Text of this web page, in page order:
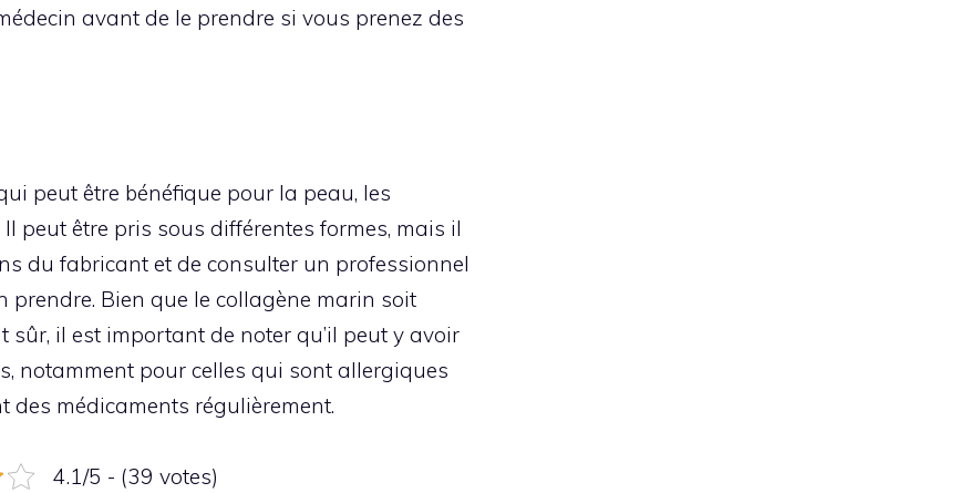
avant de le prendre si vous prenez des
peut être bénéfique pour la peau, les
peut être pris sous différentes formes, mais il
du fabricant et de consulter un professionnel
prendre. Bien que le collagène marin soit
sûr, il est important de noter qu’il peut y avoir
notamment pour celles qui sont allergiques
médicaments régulièrement.
4.1/5 - (39 votes)